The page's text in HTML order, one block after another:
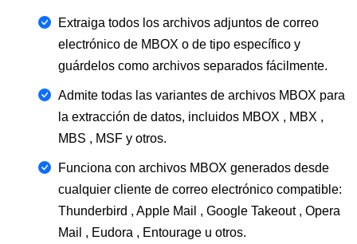
Extraiga todos los archivos adjuntos de correo
electrónico de MBOX o de tipo específico y
guárdelos como archivos separados fácilmente.
Admite todas las variantes de archivos MBOX para
la extracción de datos, incluidos MBOX , MBX ,
MBS , MSF y otros.
Funciona con archivos MBOX generados desde
cualquier cliente de correo electrónico compatible:
Thunderbird , Apple Mail , Google Takeout , Opera
Mail , Eudora , Entourage u otros.